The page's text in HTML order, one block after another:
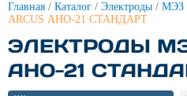
Главная / Каталог / Электроды / МЭЗ
ARCUS АНО-21 СТАНДАРТ
ЭЛЕКТРОДЫ
АНО-21